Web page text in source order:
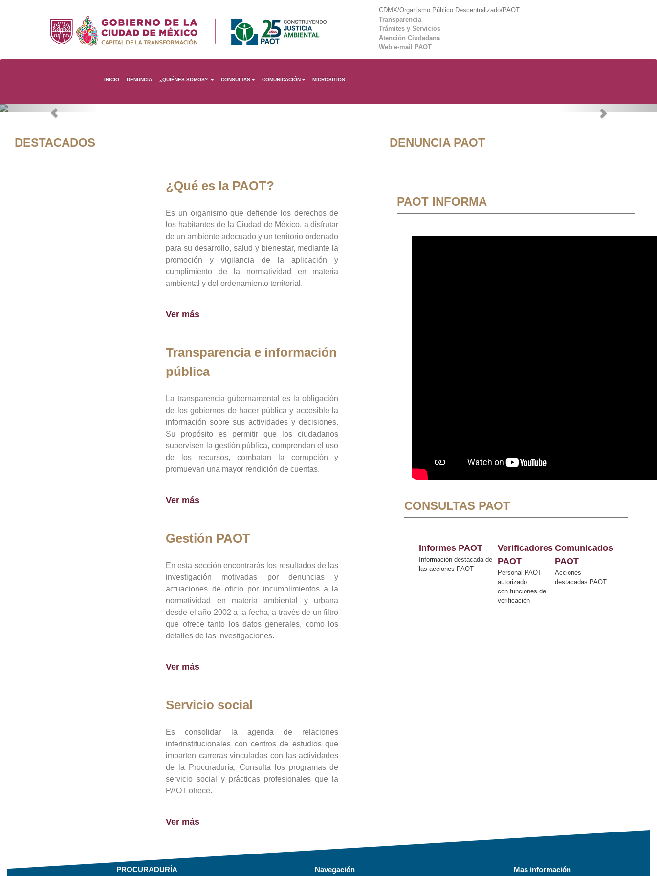
CDMX/Organismo Público Descentralizado/PAOT
Transparencia
Trámites y Servicios
Atención Ciudadana
Web e-mail PAOT
INICIO DENUNCIA ¿QUIÉNES SOMOS? CONSULTAS COMUNICACIÓN MICROSITIOS
Previous Next
DESTACADOS
¿Qué es la PAOT?
Es un organismo que defiende los derechos de
los habitantes de la Ciudad de México, a disfrutar
de un ambiente adecuado y un territorio ordenado
para su desarrollo, salud y bienestar, mediante la
promoción y vigilancia de la aplicación y
cumplimiento de la normatividad en materia
ambiental y del ordenamiento territorial.
Ver más
Transparencia e información
pública
La transparencia gubernamental es la obligación
de los gobiernos de hacer pública y accesible la
información sobre sus actividades y decisiones.
Su propósito es permitir que los ciudadanos
supervisen la gestión pública, comprendan el uso
de los recursos, combatan la corrupción y
promuevan una mayor rendición de cuentas.
Ver más
Gestión PAOT
En esta sección encontrarás los resultados de las
investigación motivadas por denuncias y
actuaciones de oficio por incumplimientos a la
normatividad en materia ambiental y urbana
desde el año 2002 a la fecha, a través de un filtro
que ofrece tanto los datos generales, como los
detalles de las investigaciones.
Ver más
Servicio social
Es consolidar la agenda de relaciones
interinstitucionales con centros de estudios que
imparten carreras vinculadas con las actividades
de la Procuraduría, Consulta los programas de
servicio social y prácticas profesionales que la
PAOT ofrece.
Ver más
DENUNCIA PAOT
PAOT INFORMA
CONSULTAS PAOT
Informes PAOT
Información destacada de
las acciones PAOT
Verificadores
PAOT
Personal PAOT
autorizado
con funciones de
verificación
Comunicados
PAOT
Acciones
destacadas PAOT
PROCURADURÍA Navegación Mas información